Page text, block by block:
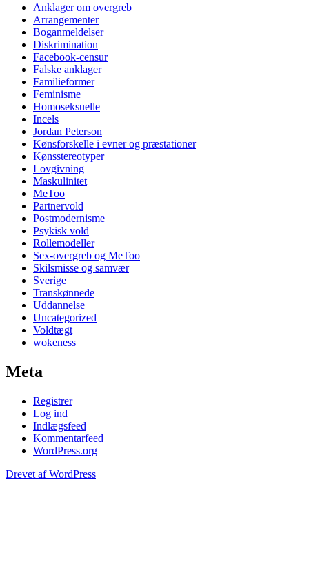
Anklager om overgreb
Arrangementer
Boganmeldelser
Diskrimination
Facebook-censur
Falske anklager
Familieformer
Feminisme
Homoseksuelle
Incels
Jordan Peterson
Kønsforskelle i evner og præstationer
Kønsstereotyper
Lovgivning
Maskulinitet
MeToo
Partnervold
Postmodernisme
Psykisk vold
Rollemodeller
Sex-overgreb og MeToo
Skilsmisse og samvær
Sverige
Transkønnede
Uddannelse
Uncategorized
Voldtægt
wokeness
Meta
Registrer
Log ind
Indlægsfeed
Kommentarfeed
WordPress.org
Drevet af WordPress